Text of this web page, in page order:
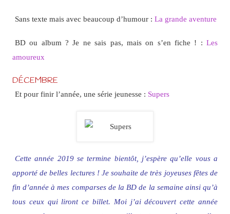
Sans texte mais avec beaucoup d’humour : La grande aventure
BD ou album ? Je ne sais pas, mais on s’en fiche ! :Les
amoureux
DÉCEMBRE
Et pour finir l’année, une série jeunesse : Supers
Cette année 2019 se termine bientôt, j’espère qu’elle vous a
apporté de belles lectures ! Je souhaite de très joyeuses fêtes de
fin d’année à mes comparses de la BD de la semaine ainsi qu’à
tous ceux qui liront ce billet. Moi j’ai découvert cette année